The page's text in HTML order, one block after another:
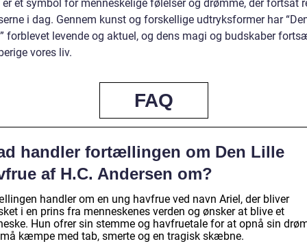
et symbol for menneskelige følelser og drømme, der fortsat
i dag. Gennem kunst og forskellige udtryksformer har
forblevet levende og aktuel, og dens magi og budskaber
vores liv.
FAQ
handler fortællingen om Den Lille
af H.C. Andersen om?
handler om en ung havfrue ved navn Ariel, der bliver
i en prins fra menneskenes verden og ønsker at blive et
Hun ofrer sin stemme og havfruetale for at opnå sin
kæmpe med tab, smerte og en tragisk skæbne.